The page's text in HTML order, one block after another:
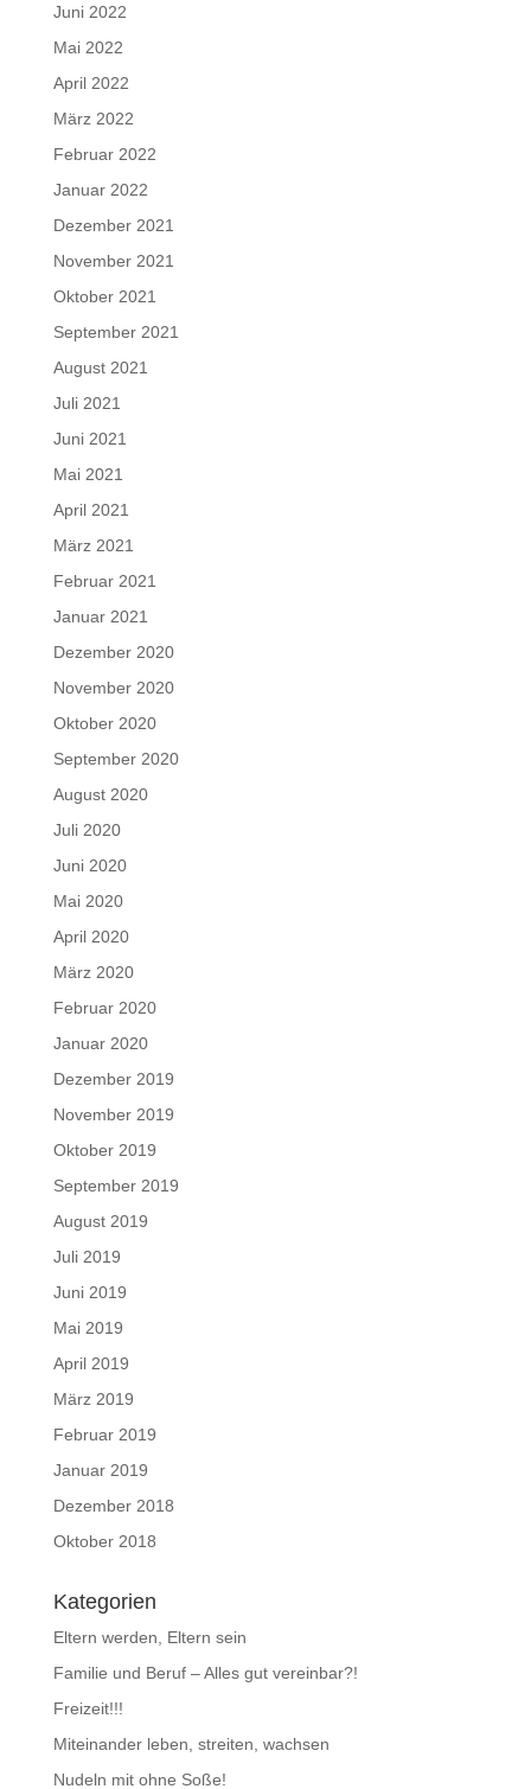
Juni 2022
Mai 2022
April 2022
März 2022
Februar 2022
Januar 2022
Dezember 2021
November 2021
Oktober 2021
September 2021
August 2021
Juli 2021
Juni 2021
Mai 2021
April 2021
März 2021
Februar 2021
Januar 2021
Dezember 2020
November 2020
Oktober 2020
September 2020
August 2020
Juli 2020
Juni 2020
Mai 2020
April 2020
März 2020
Februar 2020
Januar 2020
Dezember 2019
November 2019
Oktober 2019
September 2019
August 2019
Juli 2019
Juni 2019
Mai 2019
April 2019
März 2019
Februar 2019
Januar 2019
Dezember 2018
Oktober 2018
Kategorien
Eltern werden, Eltern sein
Familie und Beruf – Alles gut vereinbar?!
Freizeit!!!
Miteinander leben, streiten, wachsen
Nudeln mit ohne Soße!